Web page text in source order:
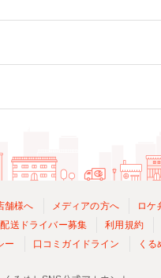
舗様へ メディアの方へ
ロケ
送ドライバー募集
利用規約
ー
口コミガイドライン くる